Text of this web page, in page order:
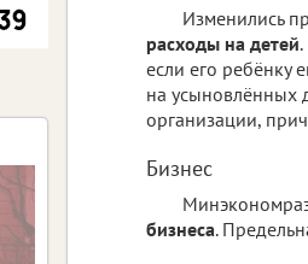
Изменились
расходы на детей
если его ребёнку
на усыновлённых
организации,
Бизнес
бизнеса.